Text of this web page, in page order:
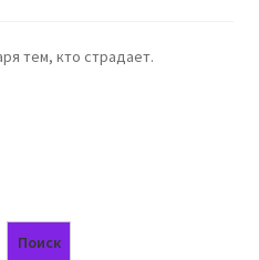
тем, кто страдает.
Поиск